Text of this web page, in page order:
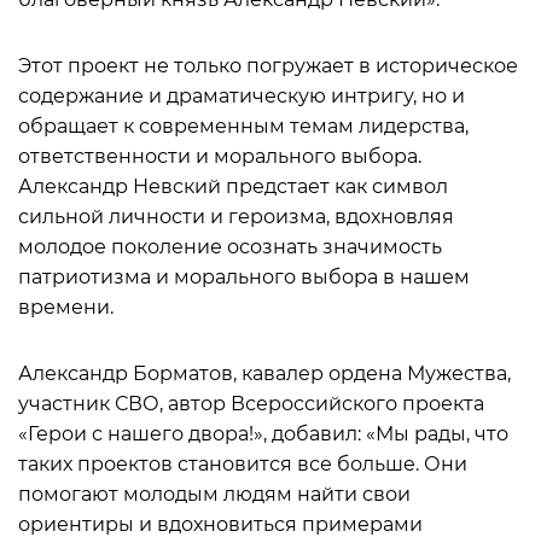
Этот проект не только погружает в историческое
содержание и драматическую интригу, но и
обращает к современным темам лидерства,
ответственности и морального выбора.
Александр Невский предстает как символ
сильной личности и героизма, вдохновляя
молодое поколение осознать значимость
патриотизма и морального выбора в нашем
времени.
Александр Борматов, кавалер ордена Мужества,
участник СВО, автор Всероссийского проекта
«Герои с нашего двора!», добавил: «Мы рады, что
таких проектов становится все больше. Они
помогают молодым людям найти свои
ориентиры и вдохновиться примерами